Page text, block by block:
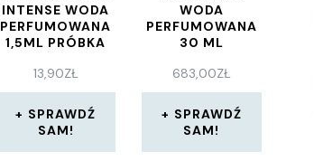
INTENSE WODA
PERFUMOWANA
1,5ML PRÓBKA
13,90ZŁ
SPRAWDŹ
SAM!
WODA
PERFUMOWANA
30 ML
683,00ZŁ
SPRAWDŹ
SAM!